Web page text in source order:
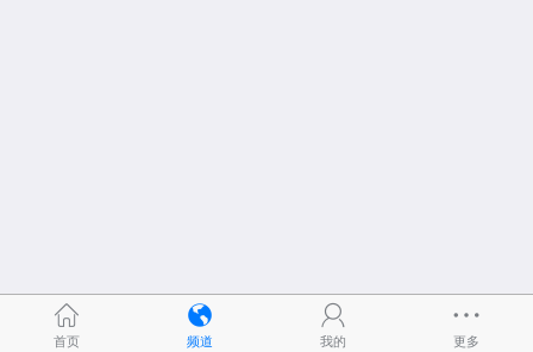
首页 频道 我的 更多